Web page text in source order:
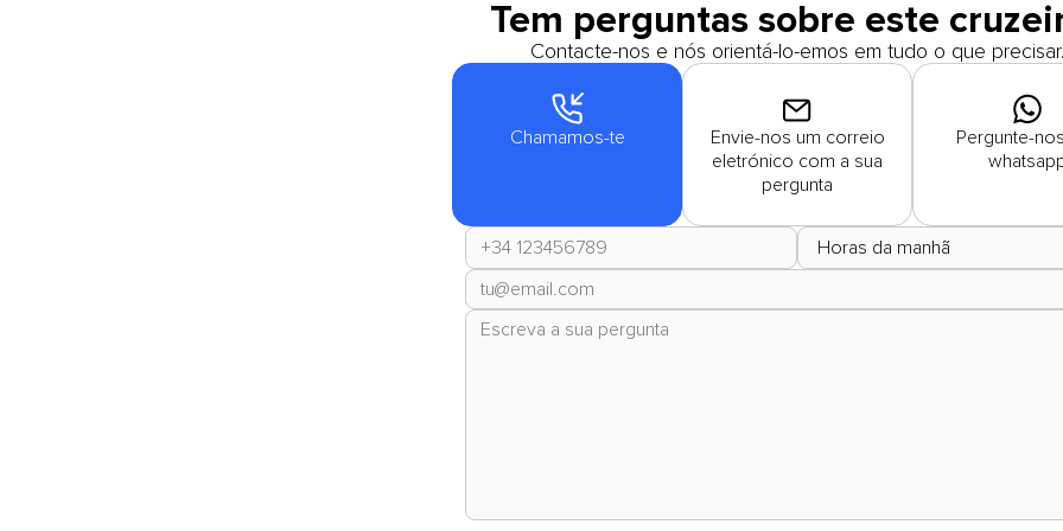
Tem perguntas sobre este
Contacte-nos e nós orientá-lo-emos em tudo o que precisar.
Chamamos-te
Envie-nos um correio
eletrónico com a sua
pergunta
Pergunte-